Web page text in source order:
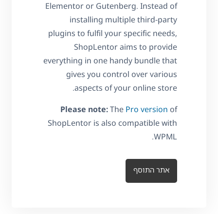
Elementor or Gutenberg. Instead of
installing multiple third-party
plugins to fulfil your specific needs,
ShopLentor aims to provide
everything in one handy bundle that
gives you control over various
aspects of your online store.
Please note:The Pro version of
ShopLentor is also compatible with
WPML.
אתר התוסף